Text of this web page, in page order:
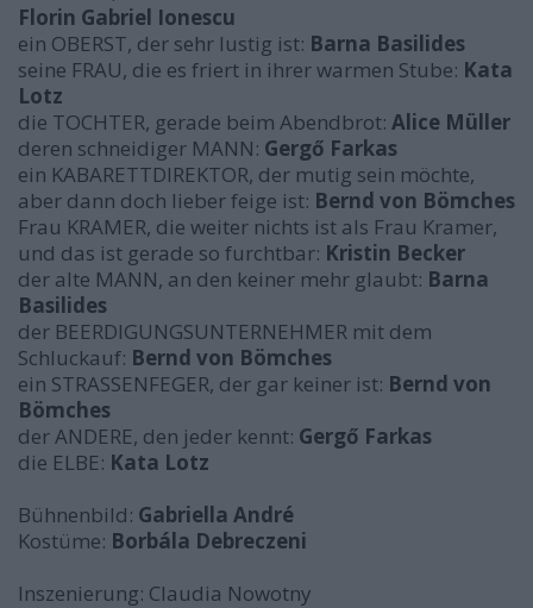
Florin Gabriel Ionescu
ein OBERST, der sehr lustig ist: Barna Basilides
seine FRAU, die es friert in ihrer warmen Stube: Kata
Lotz
die TOCHTER, gerade beim Abendbrot: Alice Müller
deren schneidiger MANN: Gergő Farkas
ein KABARETTDIREKTOR, der mutig sein möchte,
aber dann doch lieber feige ist: Bernd von Bömches
Frau KRAMER, die weiter nichts ist als Frau Kramer,
und das ist gerade so furchtbar: Kristin Becker
der alte MANN, an den keiner mehr glaubt: Barna
Basilides
der BEERDIGUNGSUNTERNEHMER mit dem
Schluckauf: Bernd von Bömches
ein STRASSENFEGER, der gar keiner ist: Bernd von
Bömches
der ANDERE, den jeder kennt: Gergő Farkas
die ELBE: Kata Lotz
Bühnenbild: Gabriella André
Kostüme: Borbála Debreczeni
Inszenierung: Claudia Nowotny